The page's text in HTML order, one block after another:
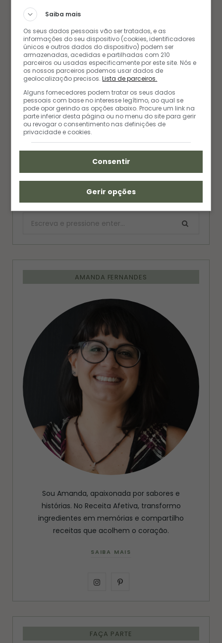
ROTEIRO DE VIAGEM PARA OS
CÂNIONS
05/03/2015
BUSCA
Procurar:
AMANDA FERNANDES
Sou Amanda, apaixonada por sabores e
histórias. No Receita Afetiva, transformo
ingredientes em memórias e compartilho
receitas que acolhem o coração.
SAIBA MAIS
I
n
s
t
P
i
n
t
FAÇA PARTE
Saiba mais
Os seus dados pessoais vão ser tratados, e as
informações do seu dispositivo (cookies, identificadores
únicos e outros dados do dispositivo) podem ser
armazenadas, acedidas e partilhadas com 210
parceiros ou usadas especificamente por este site. Nós e
os nossos parceiros podemos usar dados de
geolocalização precisos.Lista de parceiros.
Alguns fornecedores podem tratar os seus dados
pessoais com base no interesse legítimo, ao qual se
pode opor gerindo as opções abaixo. Procure um link na
parte inferior desta página ou no menu do site para gerir
ou revogar o consentimento nas definições de
privacidade e cookies.
Consentir
Gerir opções